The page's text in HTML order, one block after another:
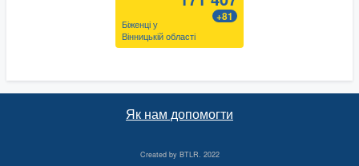
+81
Біженці у
Вінницькій області
Як нам допомогти
Created by BTLR. 2022